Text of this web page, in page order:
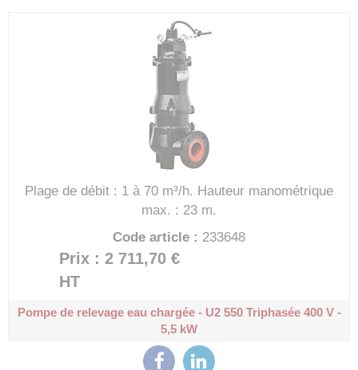
Plage de débit : 1 à 70 m³/h. Hauteur manométrique
max. : 23 m.
Code article : 233648
Prix : 2 711,70 €
HT
Pompe de relevage eau chargée - U2 550Triphasée 400 V -
5,5 kW